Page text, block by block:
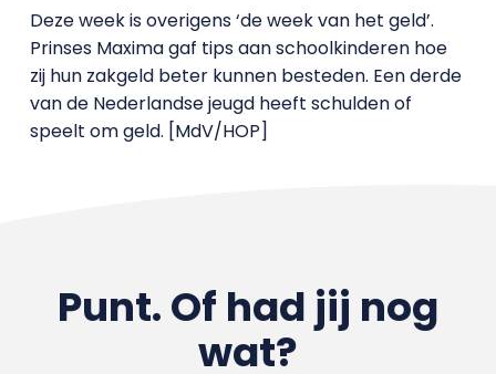
Deze week is overigens ‘de week van het geld’.
Prinses Maxima gaf tips aan schoolkinderen hoe
zij hun zakgeld beter kunnen besteden. Een derde
van de Nederlandse jeugd heeft schulden of
speelt om geld. [MdV/HOP]
Punt. Of had jij nog
wat?